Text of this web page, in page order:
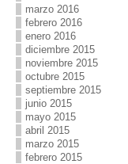
marzo 2016
febrero 2016
enero 2016
diciembre 2015
noviembre 2015
octubre 2015
septiembre 2015
junio 2015
mayo 2015
abril 2015
marzo 2015
febrero 2015